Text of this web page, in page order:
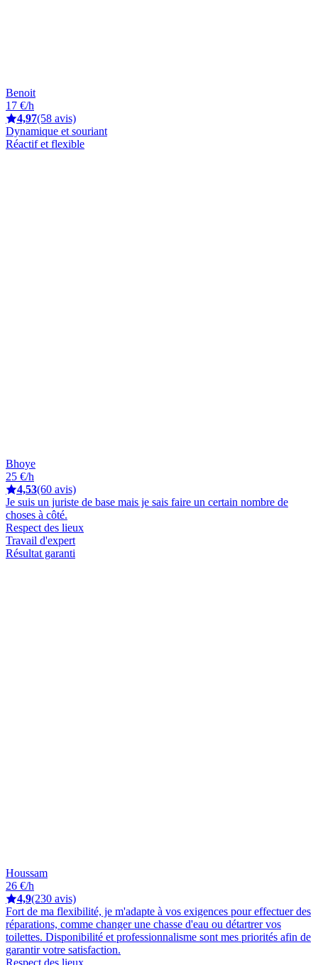
Benoit
17 €/h
4,97(58 avis)
Dynamique et souriant
Réactif et flexible
Bhoye
25 €/h
4,53(60 avis)
Je suis un juriste de base mais je sais faire un certain nombre de
choses à côté.
Respect des lieux
Travail d'expert
Résultat garanti
Houssam
26 €/h
4,9(230 avis)
Fort de ma flexibilité, je m'adapte à vos exigences pour effectuer des
réparations, comme changer une chasse d'eau ou détartrer vos
toilettes. Disponibilité et professionnalisme sont mes priorités afin de
garantir votre satisfaction.
Respect des lieux